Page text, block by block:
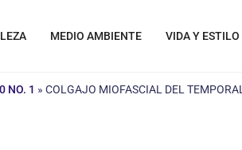
MEDIO AMBIENTE VIDA Y ESTILO
NO. 1 » COLGAJO MIOFASCIAL DEL TEMPORAL